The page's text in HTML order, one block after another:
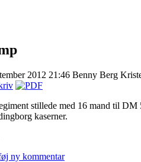
2012 21:46 Benny Berg
stillede med 16 mand til
kaserner.
ny kommentar